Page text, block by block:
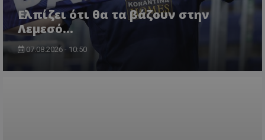
Ελπίζει ότι θα τα βάζουν στην
Λεμεσό…
07.08.2026 - 10:50